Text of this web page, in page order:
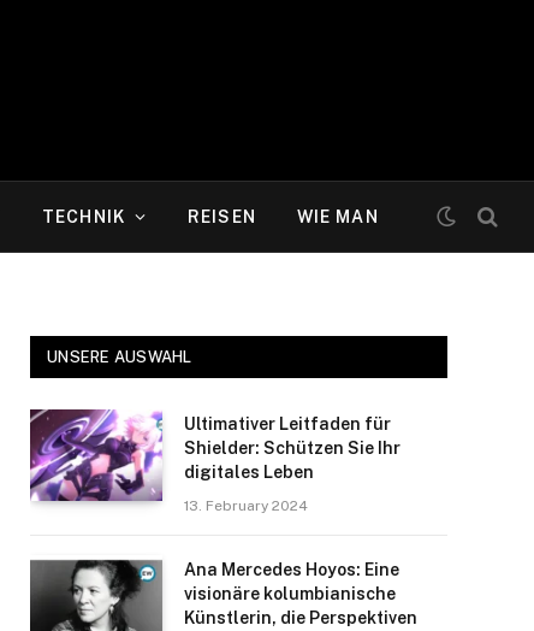
TECHNIK REISEN WIE MAN
UNSERE AUSWAHL
Ultimativer Leitfaden für
Shielder: Schützen Sie Ihr
digitales Leben
13. February 2024
Ana Mercedes Hoyos: Eine
visionäre kolumbianische
Künstlerin, die Perspektiven